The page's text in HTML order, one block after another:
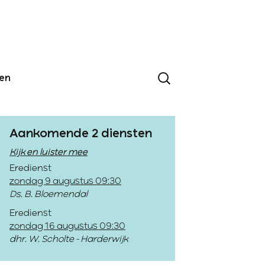
Aankomende 2 diensten
Kijk en luister mee
Eredienst
zondag 9 augustus 09:30
Ds. B. Bloemendal
Eredienst
zondag 16 augustus 09:30
dhr. W. Scholte - Harderwijk